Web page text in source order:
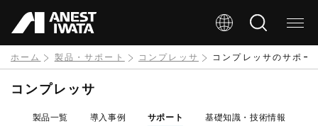
イ
ンホーム 製品・サポート コンプレッサ コンプレッサのサポー
コンプレッサ
製品一覧 導入事例 サポート 基礎知識・技術情報